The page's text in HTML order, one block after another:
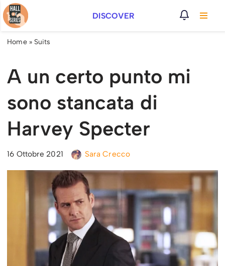
Vai
al
DISCOVER
Home» Suits
A un certo punto mi
sono stancata di
Harvey Specter
16 Ottobre 2021 Sara Crecco